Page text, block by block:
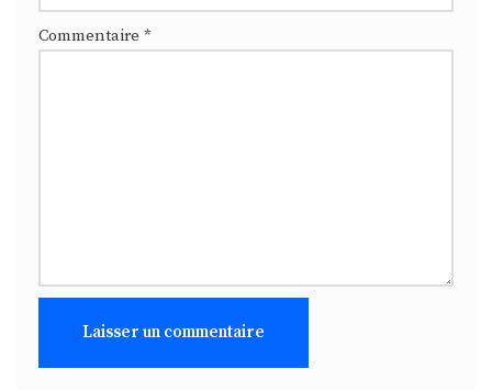
Commentaire *